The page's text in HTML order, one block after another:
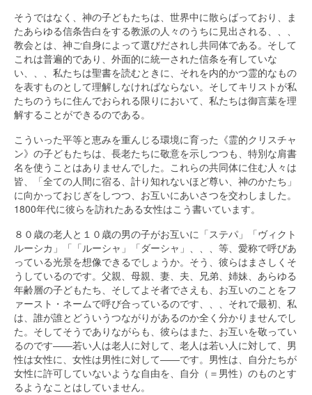
そうではなく、神の子どもたちは、世界中に散らばっており、ま
たあらゆる信条告白をする教派の人々のうちに見出される、、、
教会とは、神ご自身によって選びだされし共同体である。そして
これは普遍的であり、外面的に統一された信条を有していな
い、、、私たちは聖書を読むときに、それを内的かつ霊的なもの
を表すものとして理解しなければならない。そしてキリストが私
たちのうちに住んでおられる限りにおいて、私たちは御言葉を理
解することができるのである。
こういった平等と恵みを重んじる環境に育った《霊的クリスチャ
ン》の子どもたちは、長老たちに敬意を示しつつも、特別な肩書
名を使うことはありませんでした。これらの共同体に住む人々は
皆、「全ての人間に宿る、計り知れないほど尊い、神のかたち」
に向かっておじぎをしつつ、お互いにあいさつを交わしました。
1800年代に彼らを訪れたある女性はこう書いています。
８０歳の老人と１０歳の男の子がお互いに「ステパ」「ヴィクト
ルーシカ」「「ルーシャ」「ダーシャ」、、、等、愛称で呼びあ
っている光景を想像できるでしょうか。そう、彼らはまさしくそ
うしているのです。父親、母親、妻、夫、兄弟、姉妹、あらゆる
年齢層の子どもたち、そしてよそ者でさえも、お互いのことをフ
ァースト・ネームで呼び合っているのです、、、それで最初、私
は、誰が誰とどういうつながりがあるのか全く分かりませんでし
た。そしてそうでありながらも、彼らはまた、お互いを敬ってい
るのです――若い人は老人に対して、老人は若い人に対して、男
性は女性に、女性は男性に対して――です。男性は、自分たちが
女性に許可していないような自由を、自分（＝男性）のものとす
るようなことはしていません。